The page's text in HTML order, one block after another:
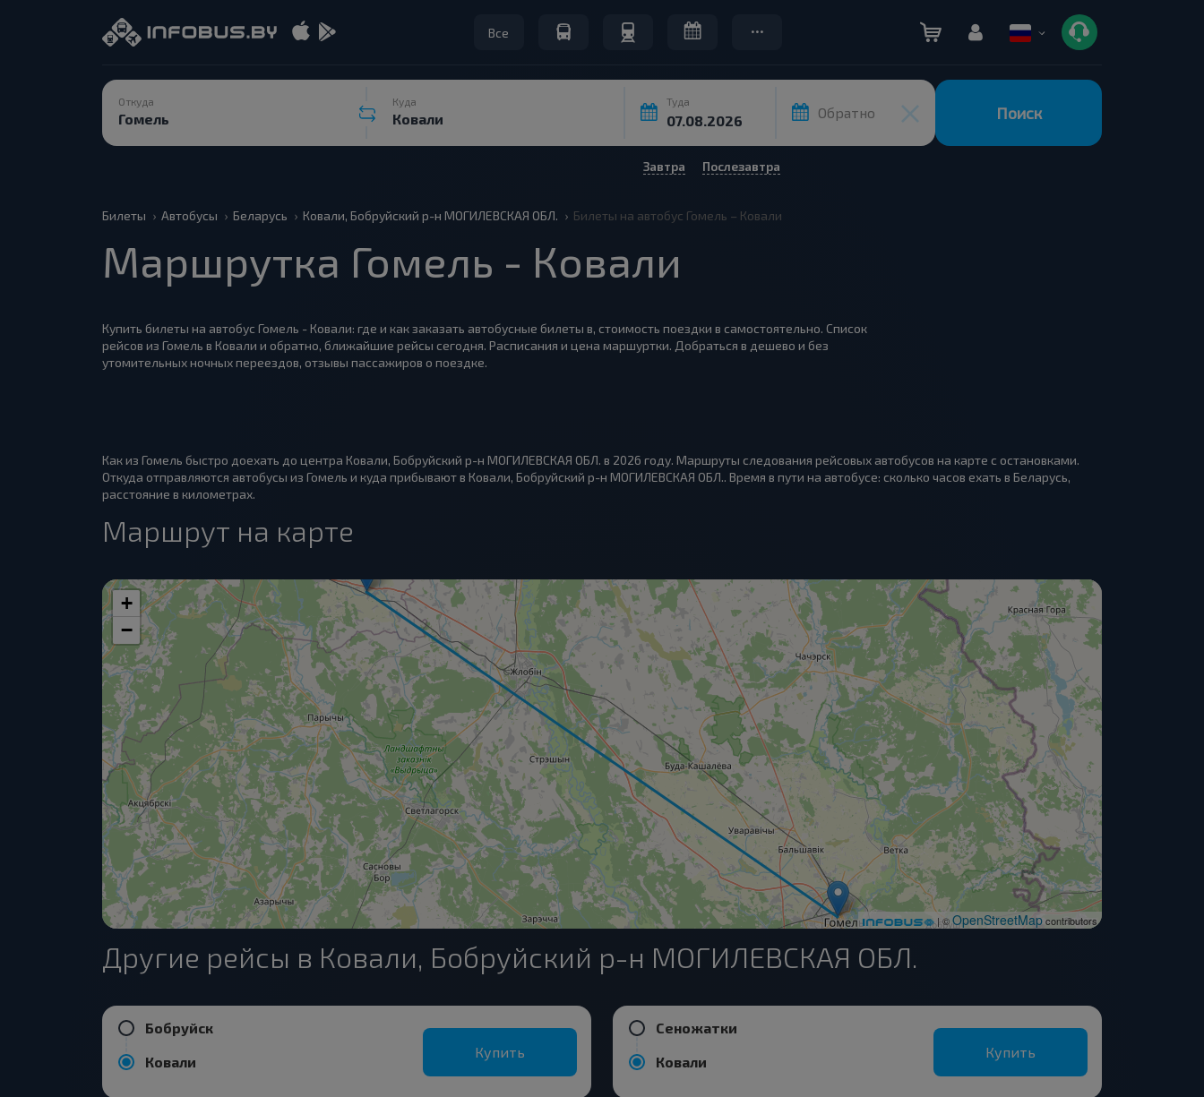
Все
Откуда Куда Туда
Обратно Поиск
Завтра Послезавтра
Билеты Автобусы Беларусь Ковали, Бобруйский р-н МОГИЛЕВСКАЯ ОБЛ. Билеты на автобус Гомель – Ковали
Маршрутка Гомель - Ковали
Купить билеты на автобус Гомель - Ковали: где и как заказать автобусные билеты в, стоимость поездки в самостоятельно. Список
рейсов из Гомель в Ковали и обратно, ближайшие рейсы сегодня. Расписания и цена маршуртки. Добраться в дешево и без
утомительных ночных переездов, отзывы пассажиров о поездке.
Как из Гомель быстро доехать до центра Ковали, Бобруйский р-н МОГИЛЕВСКАЯ ОБЛ. в 2026 году. Маршруты следования рейсовых автобусов на карте с остановками.
Откуда отправляются автобусы из Гомель и куда прибывают в Ковали, Бобруйский р-н МОГИЛЕВСКАЯ ОБЛ.. Время в пути на автобусе: сколько часов ехать в Беларусь,
расстояние в километрах.
Маршрут на карте
+
−
| ©OpenStreetMapcontributors
Другие рейсы в Ковали, Бобруйский р-н МОГИЛЕВСКАЯ ОБЛ.
Бобруйск
Ковали
Купить
Сеножатки
Ковали
Купить